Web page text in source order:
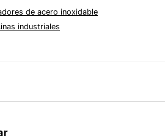
de acero inoxidable
industriales